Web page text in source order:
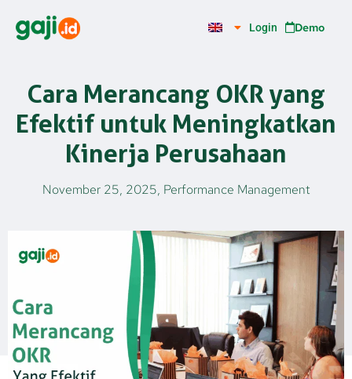
content
Login Demo
Cara Merancang OKR yang
Efektif untuk Meningkatkan
Kinerja Perusahaan
November 25, 2025, Performance Management